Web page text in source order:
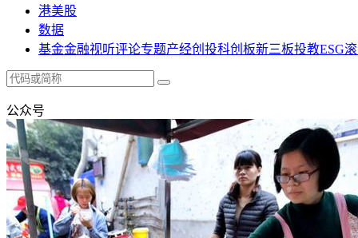
港美股
数据
基金金融视听评论专题产经创投科创板新三板投教ESG
公众号